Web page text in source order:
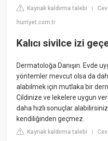
Kaynak kaldırma talebi |
hurriyet.com.tr
Kalıcı sivilce izi
Dermatoloğa Danışın. Evde
yöntemler mevcut olsa da
alabilmek için mutlaka bir
Cildinize ve lekelere uygun
daha hızlı sonuçlar
kendiliğinden geçmez.
Kaynak kaldırma talebi |